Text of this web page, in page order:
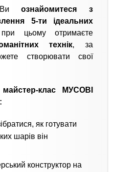
Виознайомитеся з
5-ти ідеальних
цьому отримаєте
технік, за
створювати свої
клас МУСОВІ
як готувати
шарів він
конструктор на